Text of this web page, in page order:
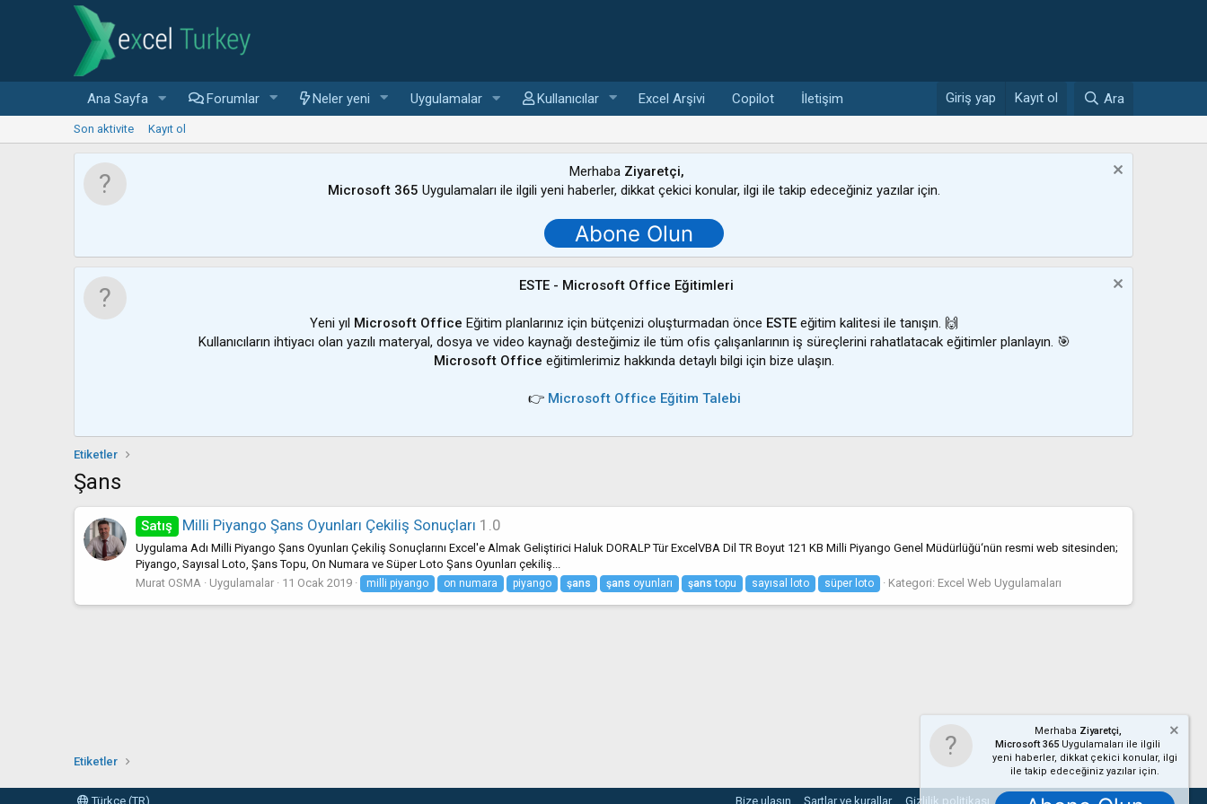
Ana Sayfa Forumlar Neler yeni Uygulamalar Kullanıcılar Excel Arşivi Copilot İletişim Giriş yap Kayıt ol Ara
Son aktivite Kayıt ol
Merhaba Ziyaretçi,
Microsoft 365 Uygulamaları ile ilgili yeni haberler, dikkat çekici konular, ilgi ile takip edeceğiniz yazılar için.
Abone Olun
ESTE - Microsoft Office Eğitimleri
Yeni yıl Microsoft Office Eğitim planlarınız için bütçenizi oluşturmadan önce ESTE eğitim kalitesi ile tanışın. 🙌
Kullanıcıların ihtiyacı olan yazılı materyal, dosya ve video kaynağı desteğimiz ile tüm ofis çalışanlarının iş süreçlerini rahatlatacak eğitimler planlayın. 🎯
Microsoft Office eğitimlerimiz hakkında detaylı bilgi için bize ulaşın.
👉 Microsoft Office Eğitim Talebi
Etiketler
Şans
Satış Milli Piyango Şans Oyunları Çekiliş Sonuçları 1.0
Uygulama Adı Milli Piyango Şans Oyunları Çekiliş Sonuçlarını Excel'e Almak Geliştirici Haluk DORALP Tür ExcelVBA Dil TR Boyut 121 KB Milli Piyango Genel Müdürlüğü‘nün resmi web sitesinden;
Piyango, Sayısal Loto, Şans Topu, On Numara ve Süper Loto Şans Oyunları çekiliş...
Murat OSMA
Uygulamalar 11 Ocak 2019 milli piyango on numara piyango şans şans oyunları şans topu sayısal loto süper loto Kategori: Excel Web Uygulamaları
Etiketler
Türkçe (TR) Bize ulaşın Şartlar ve kurallar Gizlilik politikası Yardım Ana sayfa R
Merhaba Ziyaretçi,
Microsoft 365 Uygulamaları ile ilgili
yeni haberler, dikkat çekici konular, ilgi
ile takip edeceğiniz yazılar için.